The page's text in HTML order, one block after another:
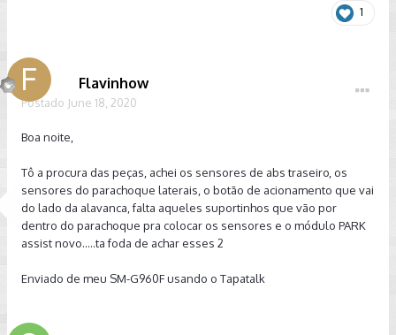
1
Flavinhow
Postado June 18, 2020
Boa noite,
Tô a procura das peças, achei os sensores de abs traseiro, os
sensores do parachoque laterais, o botão de acionamento que vai
do lado da alavanca, falta aqueles suportinhos que vão por
dentro do parachoque pra colocar os sensores e o módulo PARK
assist novo.....ta foda de achar esses 2
Enviado de meu SM-G960F usando o Tapatalk